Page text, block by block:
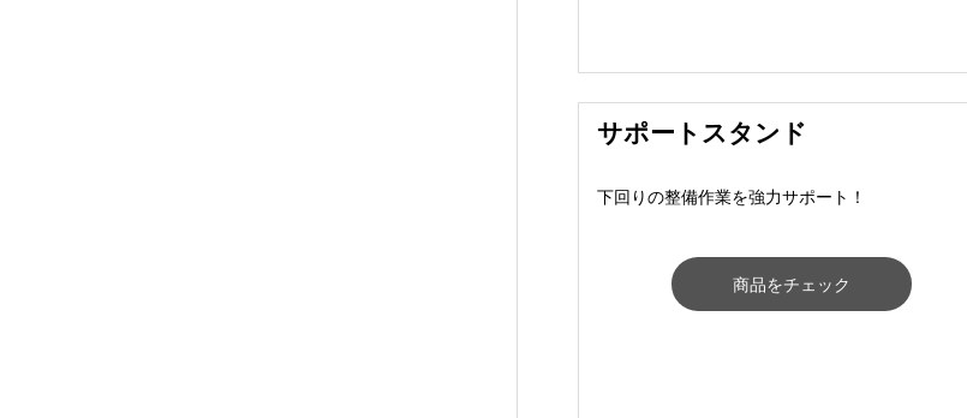
サポートスタンド
下回りの整備作業を強力サポート！
商品をチェック